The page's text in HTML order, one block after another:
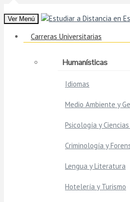
Ver Menú
Carreras Universitarias
Humanísticas
Idiomas
Medio Ambiente y
Psicología y
Criminología y
Lengua y Literatura
Hotelería y Turismo